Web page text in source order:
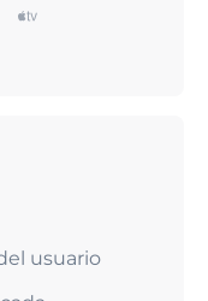
usuario